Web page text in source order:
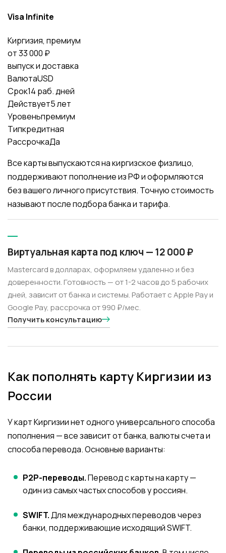
Visa Infinite
Киргизия, премиум
от 33 000 ₽
выпуск и доставка
ВалютаUSD
Срок14 раб. дней
Действует5 лет
Уровеньпремиум
Типкредитная
РассрочкаДа
Все карты выпускаются на киргизское физлицо,
поддерживают пополнение из РФ и оформляются
без вашего личного присутствия. Точную стоимость
называют после подбора банка и тарифа.
Виртуальная карта под ключ — 12 000 ₽
Mastercard в долларах, оформляем удаленно и без
доверенности. Готовность — от 1-2 часов до 5 рабочих
дней, зависит от банка и системы. Работает с Apple Pay и
Google Pay, рассрочка от 990 ₽/мес.
Получить консультацию
Как пополнять карту Киргизии из
России
У карт Киргизии нет одного универсального способа
пополнения — все зависит от банка, валюты счета и
способа перевода. Основные варианты:
P2P-переводы.Перевод с карты на карту —
один из самых частых способов у россиян.
SWIFT.Для международных переводов через
банки, поддерживающие исходящий SWIFT.